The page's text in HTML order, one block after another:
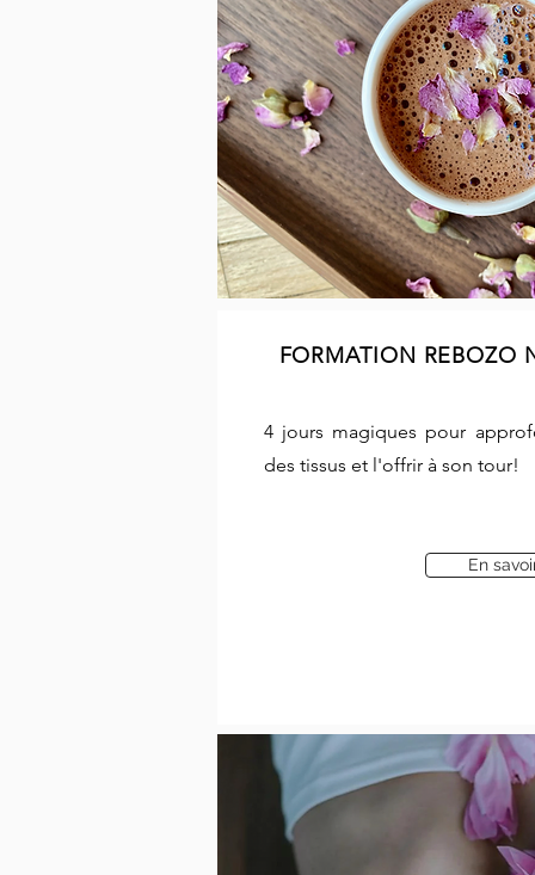
FORMATION REBOZO
4 jours magiques pour
des tissus et l'offrir à son tour!
En